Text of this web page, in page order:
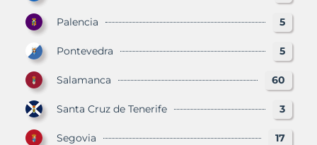
Palencia 5
Pontevedra 5
Salamanca 60
Santa Cruz de Tenerife 3
Segovia 17